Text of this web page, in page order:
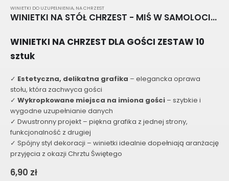
WINIETKI DO UZUPEŁNIENIA, NA CHRZEST
WINIETKI NA STÓŁ CHRZEST - MIŚ W SAMOLOCIE F002
WINIETKI NA CHRZEST DLA GOŚCI ZESTAW 10
sztuk
✓ Estetyczna, delikatna grafika – elegancka oprawa
stołu, która zachwyca gości
✓ Wykropkowane miejsca na imiona gości – szybkie i
wygodne uzupełnianie danych
✓ Dwustronny projekt – piękna grafika z jednej strony,
funkcjonalność z drugiej
✓ Spójny styl dekoracji – winietki idealnie dopełniają aranżację
przyjęcia z okazji Chrztu Świętego
6,90 zł